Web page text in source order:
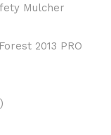
Mulcher
2013 PRO